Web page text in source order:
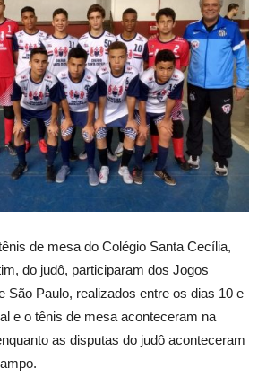
de mesa do Colégio Santa Cecília,
do judô, participaram dos Jogos
São Paulo, realizados entre os dias 10 e
e o tênis de mesa aconteceram na
as disputas do judô aconteceram